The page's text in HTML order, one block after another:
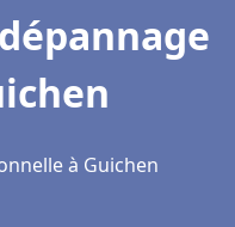
à Guichen